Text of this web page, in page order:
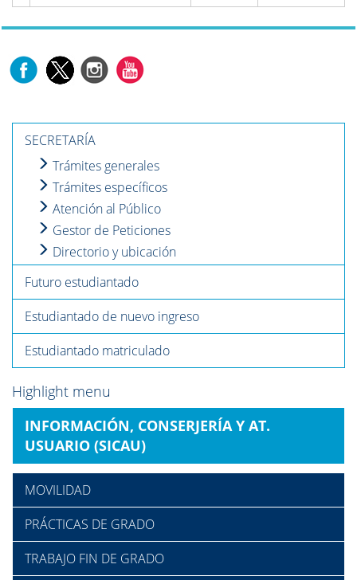
SECRETARÍA
Trámites generales
Trámites específicos
Atención al Público
Gestor de Peticiones
Directorio y ubicación
Futuro estudiantado
Estudiantado de nuevo ingreso
Estudiantado matriculado
Highlight menu
INFORMACIÓN, CONSERJERÍA Y AT.
USUARIO (SICAU)
MOVILIDAD
PRÁCTICAS DE GRADO
TRABAJO FIN DE GRADO